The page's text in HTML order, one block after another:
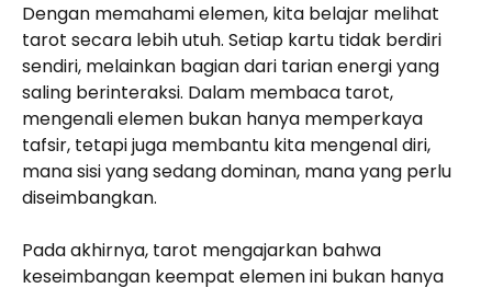
Dengan memahami elemen, kita belajar melihat
tarot secara lebih utuh. Setiap kartu tidak berdiri
sendiri, melainkan bagian dari tarian energi yang
saling berinteraksi. Dalam membaca tarot,
mengenali elemen bukan hanya memperkaya
tafsir, tetapi juga membantu kita mengenal diri,
mana sisi yang sedang dominan, mana yang perlu
diseimbangkan.
Pada akhirnya, tarot mengajarkan bahwa
keseimbangan keempat elemen ini bukan hanya